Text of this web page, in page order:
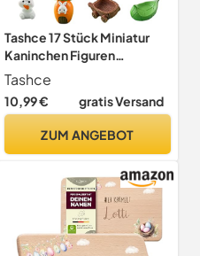
Tashce 17 Stück Miniatur
Kaninchen Figuren
Osterhasen für
Osterdekoration
Tashce
10,99 € gratis Versand
ZUM ANGEBOT